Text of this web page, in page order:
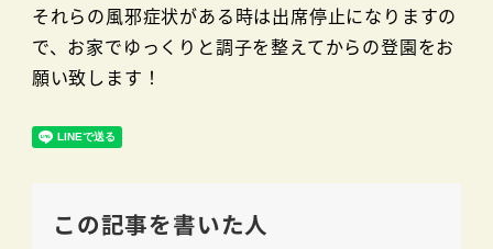
それらの風邪症状がある時は出席停止になりますの
で、お家でゆっくりと調子を整えてからの登園をお
願い致します！
この記事を書いた人